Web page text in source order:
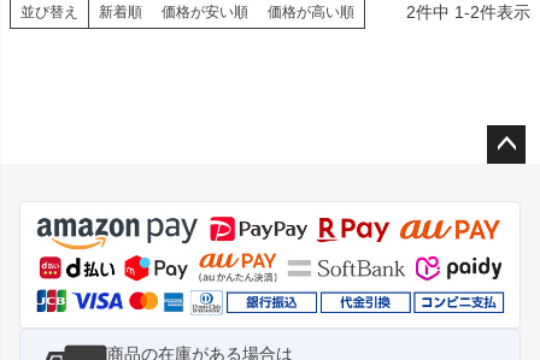
並び替え 新着順 価格が安い順 価格が高い順 2件中 1-2件表示
ジト
ップ
へ
商品の在庫がある場合は